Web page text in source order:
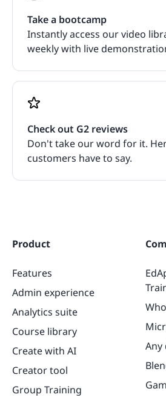
Take a bootcamp
Instantly access our video
weekly with live
Check out G2 reviews
Don't take our word for it.
customers have to say.
Product
Features
Admin experience
Analytics suite
Course library
Create with AI
Creator tool
Group Training
Any